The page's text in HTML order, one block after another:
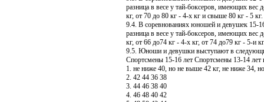
разница в весе у тай-боксеров, имеющих вес
кг, от 70 до 80 кг - 4-х кг и свыше 80 кг - 5 кг.
9.4. В соревнованиях юношей и девушек 15-
разница в весе у тай-боксеров, имеющих вес
кг, от 66 до74 кг - 4-х кг, от 74 до79 кг - 5-и
9.5. Юноши и девушки выступают в
Спортсмены 15-16 лет Спортсмены 13-14 лет
1. не ниже 40, но не выше 42 кг, не ниже 34,
2. 42 44 36 38
3. 44 46 38 40
4. 46 48 40 42